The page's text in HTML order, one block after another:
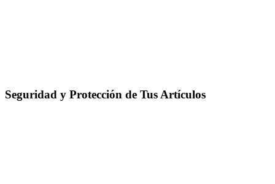
Seguridad y Protección de Tus Artículos